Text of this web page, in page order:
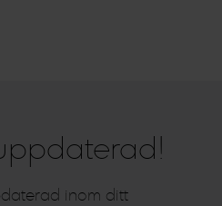
inom ditt